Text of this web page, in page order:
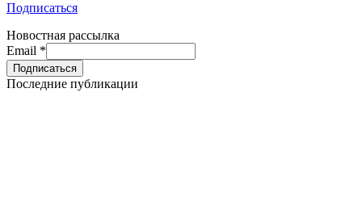
Подписаться
Новостная рассылка
Email *
Последние публикации